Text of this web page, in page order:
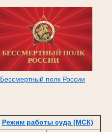
Бессмертный полк России
Режим работы суда (МСК)